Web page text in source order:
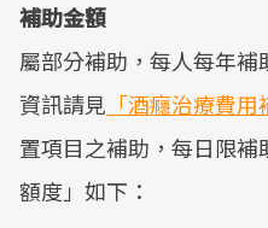
補助金額
屬部分補助，每人每年
資訊請見 「酒癮治療費
置項目之補助，每日限
額度」如下：